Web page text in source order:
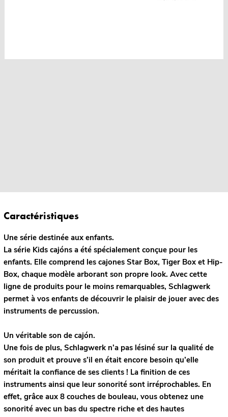
Caractéristiques
Une série destinée aux enfants.
La série Kids cajóns a été spécialement conçue pour les
enfants. Elle comprend les cajones Star Box, Tiger Box et Hip-
Box, chaque modèle arborant son propre look. Avec cette
ligne de produits pour le moins remarquables, Schlagwerk
permet à vos enfants de découvrir le plaisir de jouer avec des
instruments de percussion.
Un véritable son de cajón.
Une fois de plus, Schlagwerk n’a pas lésiné sur la qualité de
son produit et prouve s’il en était encore besoin qu’elle
méritait la confiance de ses clients ! La finition de ces
instruments ainsi que leur sonorité sont irréprochables. En
effet, grâce aux 8 couches de bouleau, vous obtenez une
sonorité avec un bas du spectre riche et des hautes